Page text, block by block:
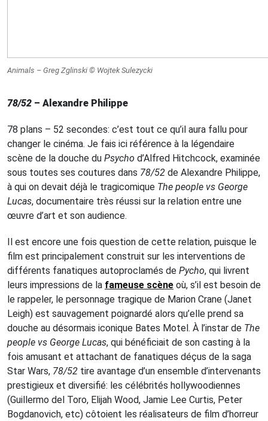
Animals – Greg Zglinski © Wojtek Sulezycki
78/52 – Alexandre Philippe
78 plans – 52 secondes: c’est tout ce qu’il aura fallu pour
changer le cinéma. Je fais ici référence à la légendaire
scène de la douche du Psycho d’Alfred Hitchcock, examinée
sous toutes ses coutures dans 78/52 de Alexandre Philippe,
à qui on devait déjà le tragicomique The people vs George
Lucas, documentaire très réussi sur la relation entre une
œuvre d’art et son audience.
Il est encore une fois question de cette relation, puisque le
film est principalement construit sur les interventions de
différents fanatiques autoproclamés de Pycho, qui livrent
leurs impressions de la fameuse scène où, s’il est besoin de
le rappeler, le personnage tragique de Marion Crane (Janet
Leigh) est sauvagement poignardé alors qu’elle prend sa
douche au désormais iconique Bates Motel. À l’instar de The
people vs George Lucas, qui bénéficiait de son casting à la
fois amusant et attachant de fanatiques déçus de la saga
Star Wars, 78/52 tire avantage d’un ensemble d’intervenants
prestigieux et diversifié: les célébrités hollywoodiennes
(Guillermo del Toro, Elijah Wood, Jamie Lee Curtis, Peter
Bogdanovich, etc) côtoient les réalisateurs de film d’horreur